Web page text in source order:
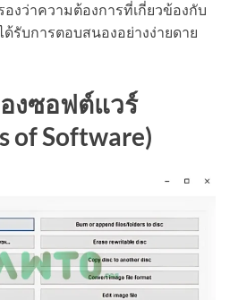
องว่าความต้องการที่เกี่ยวข้องกับ
รับการตอบสนองอย่างง่ายดาย
งซอฟต์แวร์
of Software)